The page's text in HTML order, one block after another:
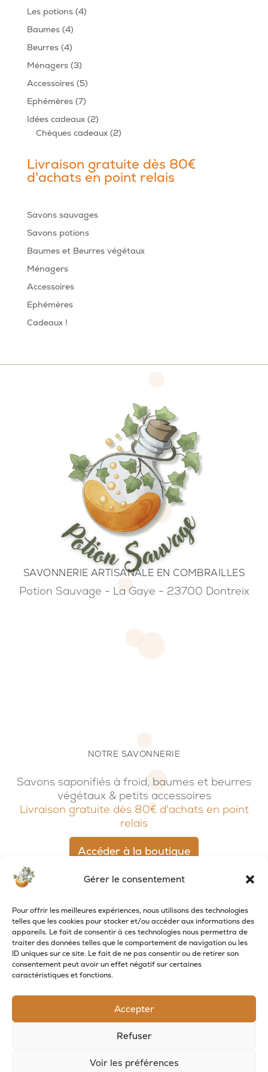
Gérer le consentement
Pour offrir les meilleures expériences, nous utilisons des technologies
telles que les cookies pour stocker et/ou accéder aux informations des
appareils. Le fait de consentir à ces technologies nous permettra de
traiter des données telles que le comportement de navigation ou les
ID uniques sur ce site. Le fait de ne pas consentir ou de retirer son
consentement peut avoir un effet négatif sur certaines
caractéristiques et fonctions.
Accepter
Refuser
Voir les préférences
Les potions 44
Baumes 44
produits
Beurres 44
produits
Ménagers 33
produits
Accessoires 55
produits
Ephémères 77
produits
Idées cadeaux 22
produits
Chèques cadeaux 22
Livraison gratuite dès 80€
d'achats en point relais
Savons sauvages
Savons potions
Baumes et Beurres végétaux
Ménagers
Accessoires
Ephémères
Cadeaux !
NOTRE SAVONNERIE
Savons saponifiés à froid, baumes et beurres
végétaux & petits accessoires
Livraison gratuite dès 80€ d'achats en point
relais
Accéder à la boutique
SAVONNERIE ARTISANALE EN COMBRAILLES
Potion Sauvage - La Gaye - 23700 Dontreix
RECEVOIR LES NOUVELLES DE LA SAVONNERIE
recevoir des offres et suivre nos actus